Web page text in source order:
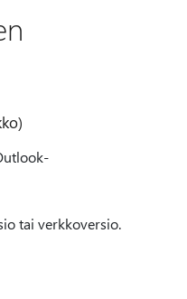
tai verkkoversio.